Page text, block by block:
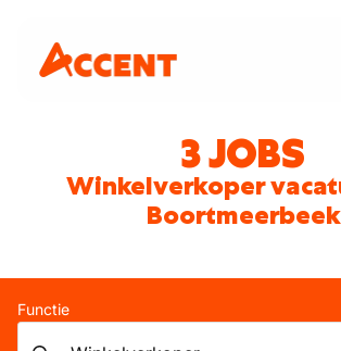
3 JOBS
Winkelverkoper
Boortmeerbeek
Functie